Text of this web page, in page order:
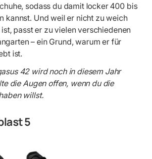
sodass du damit locker 400 bis
kannst. Und weil er nicht zu weich
passt er zu vielen verschiedenen
– ein Grund, warum er für
ist.
42 wird noch in diesem Jahr
die Augen offen, wenn du die
willst.
5